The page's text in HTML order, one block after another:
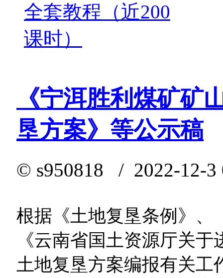
全套教程（近200
课时）
《宁洱胜利煤矿矿
垦方案》等公示稿
© s950818 / 2022-12-
根据《土地复垦条例》、
《云南省国土资源厅关
土地复垦方案编报有关工